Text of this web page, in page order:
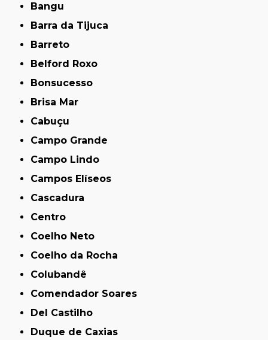
Bangu
Barra da Tijuca
Barreto
Belford Roxo
Bonsucesso
Brisa Mar
Cabuçu
Campo Grande
Campo Lindo
Campos Elíseos
Cascadura
Centro
Coelho Neto
Coelho da Rocha
Colubandê
Comendador Soares
Del Castilho
Duque de Caxias